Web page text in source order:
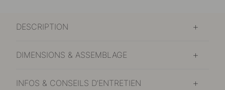
DESCRIPTION
DIMENSIONS & ASSEMBLAGE
INFOS & CONSEILS D'ENTRETIEN